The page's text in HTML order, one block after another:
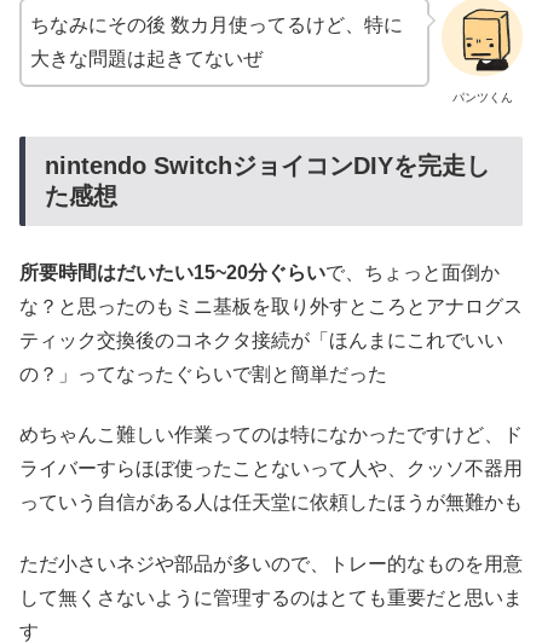
パンツくん
ちなみにその後 数カ月使ってるけど、特に
大きな問題は起きてないぜ
nintendo SwitchジョイコンDIYを完走し
た感想
所要時間はだいたい15~20分ぐらいで、ちょっと面倒か
な？と思ったのもミニ基板を取り外すところとアナログス
ティック交換後のコネクタ接続が「ほんまにこれでいい
の？」ってなったぐらいで割と簡単だった
めちゃんこ難しい作業ってのは特になかったですけど、ド
ライバーすらほぼ使ったことないって人や、クッソ不器用
っていう自信がある人は任天堂に依頼したほうが無難かも
ただ小さいネジや部品が多いので、トレー的なものを用意
して無くさないように管理するのはとても重要だと思いま
す